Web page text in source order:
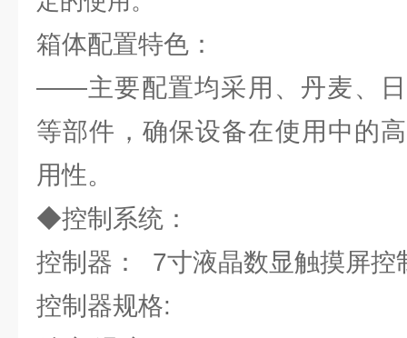
箱体配置特色：
——主要配置均采用、丹麦、
等部件，确保设备在使用中的
用性。
◆控制系统：
控制器： 7寸液晶数显触摸屏控
控制器规格: